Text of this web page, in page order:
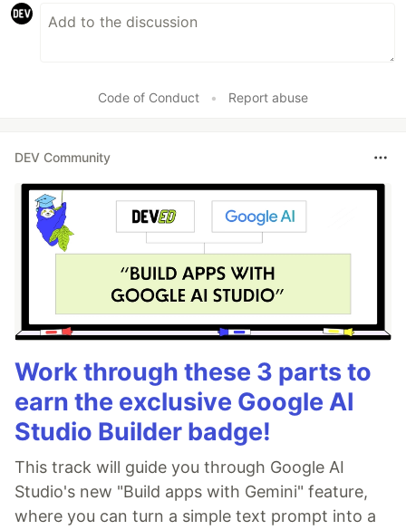
Code of Conduct • Report abuse
DEV Community
Work through these 3 parts to
earn the exclusive Google AI
Studio Builder badge!
This track will guide you through Google AI
Studio's new "Build apps with Gemini" feature,
where you can turn a simple text prompt into a